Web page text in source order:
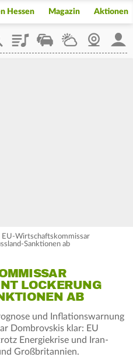
Hessen Magazin Aktionen
PlaylistStaupilotWetterWebcam
EU-Wirtschaftskommissar
Sanktionen ab
LOCKERUNG
AB
und Inflationswarnung
Dombrovskis klar: EU
Energiekrise und Iran-
Großbritannien.